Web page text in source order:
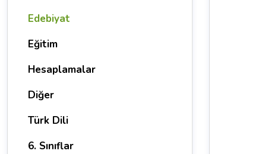
Edebiyat
Eğitim
Hesaplamalar
Diğer
Türk Dili
6. Sınıflar